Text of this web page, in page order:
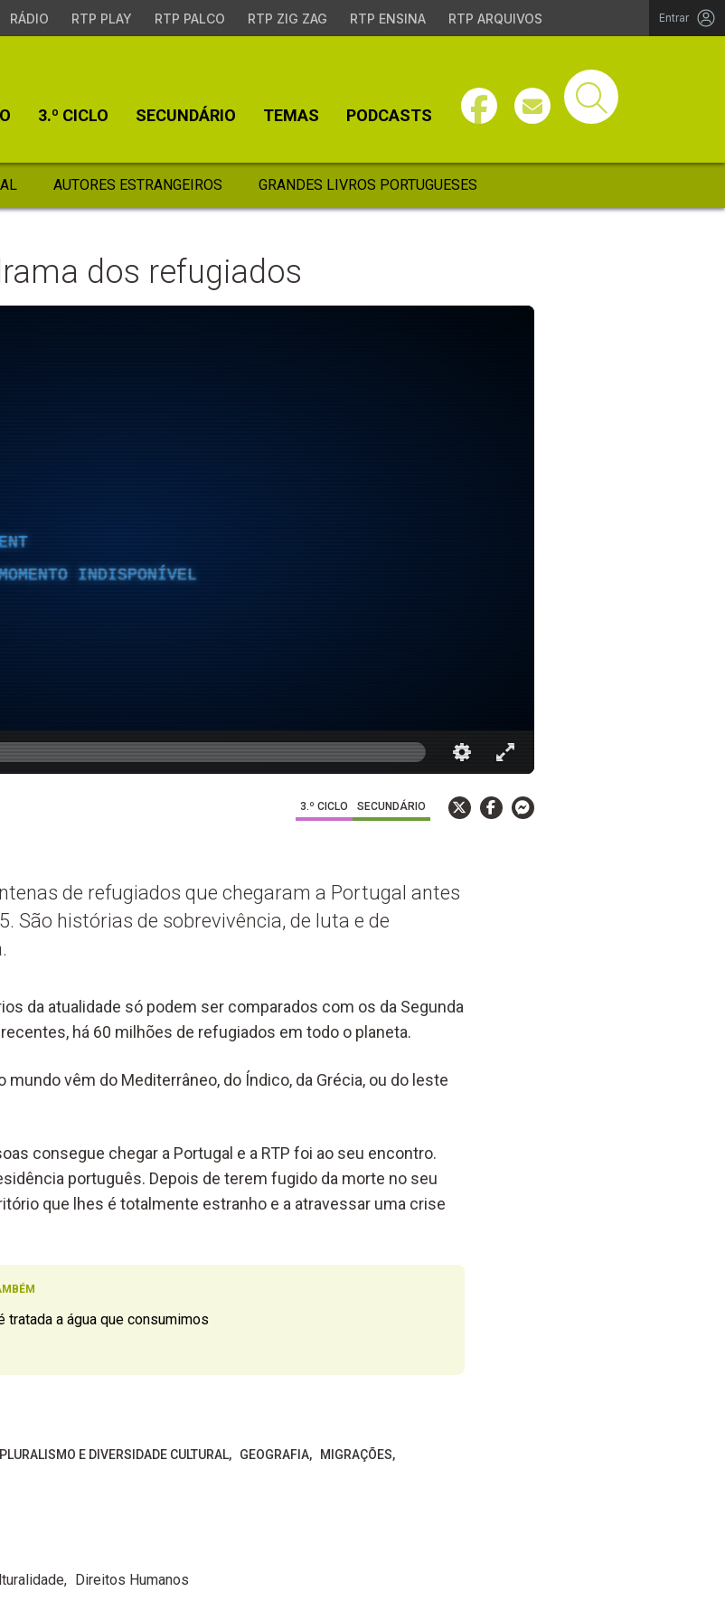
RÁDIO RTP PLAY RTP PALCO RTP ZIG ZAG RTP ENSINA RTP ARQUIVOS Entrar
3.º CICLO SECUNDÁRIO TEMAS PODCASTS
AUTORES ESTRANGEIROS GRANDES LIVROS PORTUGUESES
dos refugiados
INDISPONÍVEL
3.º CICLO SECUNDÁRIO
de refugiados que chegaram a Portugal antes
São histórias de sobrevivência, de luta e de
da atualidade só podem ser comparados com os da Segunda
há 60 milhões de refugiados em todo o planeta.
vêm do Mediterrâneo, do Índico, da Grécia, ou do leste
consegue chegar a Portugal e a RTP foi ao seu encontro.
português. Depois de terem fugido da morte no seu
que lhes é totalmente estranho e a atravessar uma crise
tratada a água que consumimos
PLURALISMO E DIVERSIDADE CULTURAL GEOGRAFIA
MIGRAÇÕES
Direitos Humanos